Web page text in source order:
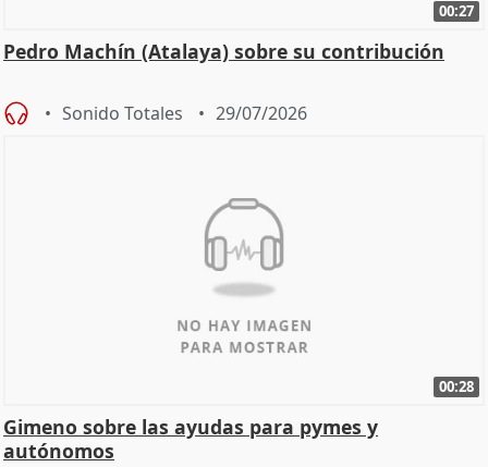
00:27
Pedro Machín (Atalaya) sobre su contribución
Sonido Totales 29/07/2026
00:28
Gimeno sobre las ayudas para pymes y
autónomos